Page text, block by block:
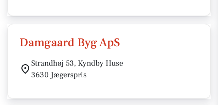
Damgaard Byg ApS
Strandhøj 53, Kyndby Huse
3630 Jægerspris